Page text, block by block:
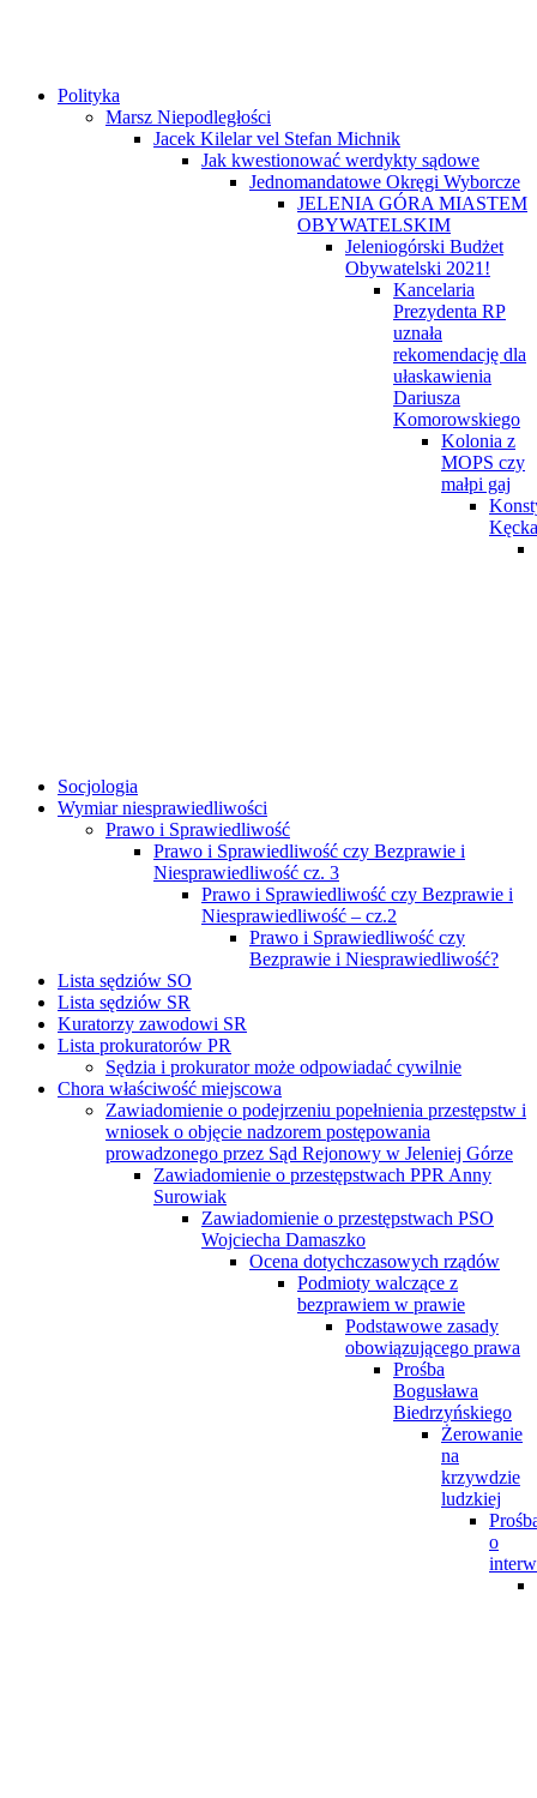
Polityka
Marsz Niepodległości
Jacek Kilelar vel Stefan Michnik
Jak kwestionować werdykty sądowe
Jednomandatowe Okręgi Wyborcze
JELENIA GÓRA MIASTEM
OBYWATELSKIM
Jeleniogórski Budżet
Obywatelski 2021!
Kancelaria
Prezydenta RP
uznała
rekomendację dla
ułaskawienia
Dariusza
Komorowskiego
Kolonia z
MOPS czy
małpi gaj
Kęcka
Socjologia
Wymiar niesprawiedliwości
Prawo i Sprawiedliwość
Prawo i Sprawiedliwość czy Bezprawie i
Niesprawiedliwość cz. 3
Prawo i Sprawiedliwość czy Bezprawie i
Niesprawiedliwość – cz.2
Prawo i Sprawiedliwość czy
Bezprawie i Niesprawiedliwość?
Lista sędziów SO
Lista sędziów SR
Kuratorzy zawodowi SR
Lista prokuratorów PR
Sędzia i prokurator może odpowiadać cywilnie
Chora właściwość miejscowa
Zawiadomienie o podejrzeniu popełnienia przestępstw i
wniosek o objęcie nadzorem postępowania
prowadzonego przez Sąd Rejonowy w Jeleniej Górze
Zawiadomienie o przestępstwach PPR Anny
Surowiak
Zawiadomienie o przestępstwach PSO
Wojciecha Damaszko
Ocena dotychczasowych rządów
Podmioty walczące z
bezprawiem w prawie
Podstawowe zasady
obowiązującego prawa
Prośba
Bogusława
Biedrzyńskiego
Żerowanie
na
krzywdzie
ludzkiej
o